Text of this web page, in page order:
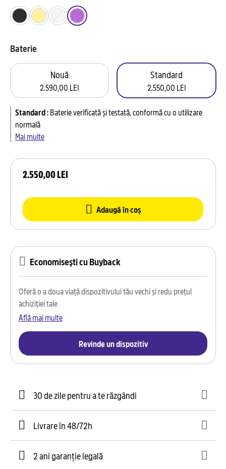
2.550,00 LEI
Adaugă în coș
Baterie
Nouă
2.590,00 LEI
Standard
2.550,00 LEI
Standard:Baterie verificată și testată, conformă cu o utilizare
normală
Mai multe
Economisești cu Buyback
Oferă o a doua viață dispozitivului tău vechi și redu prețul
achiziției tale
Află mai multe
Revinde un dispozitiv
30 de zile pentru a te răzgândi
Livrare în 48/72h
2 ani garanție legală